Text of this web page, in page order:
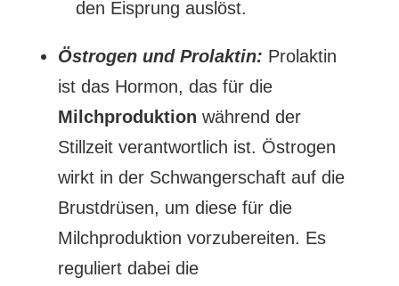
den Eisprung auslöst.
Östrogen und Prolaktin: Prolaktin
ist das Hormon, das für die
Milchproduktion während der
Stillzeit verantwortlich ist. Östrogen
wirkt in der Schwangerschaft auf die
Brustdrüsen, um diese für die
Milchproduktion vorzubereiten. Es
reguliert dabei die